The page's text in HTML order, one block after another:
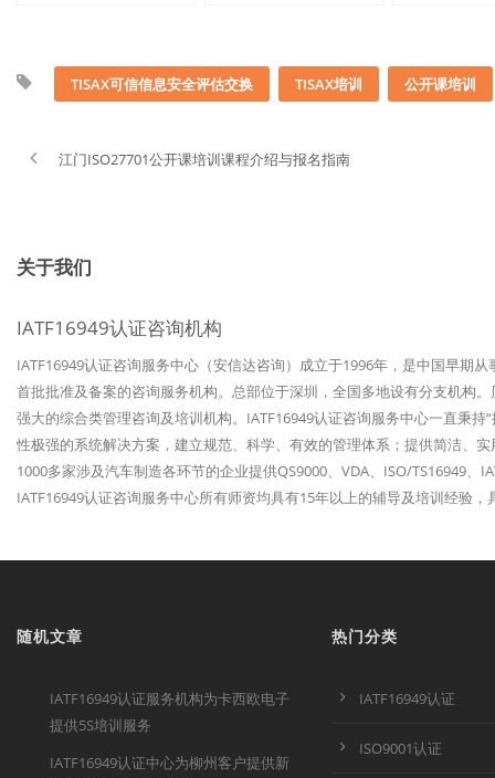
TISAX可信信息安全评估交换 TISAX培训 公开课培训
江门ISO27701公开课培训课程介绍与报名指南
关于我们
IATF16949认证咨询机构
IATF16949认证咨询服务中心（安信达咨询）成立于1996年，是中国早期
首批批准及备案的咨询服务机构。总部位于深圳，全国多地设有分支机构
强大的综合类管理咨询及培训机构。IATF16949认证咨询服务中心一直秉
性极强的系统解决方案，建立规范、科学、有效的管理体系；提供简洁、
1000多家涉及汽车制造各环节的企业提供QS9000、VDA、ISO/TS16949
IATF16949认证咨询服务中心所有师资均具有15年以上的辅导及培训经验
随机文章
IATF16949认证服务机构为卡西欧电子
提供5S培训服务
IATF16949认证中心为柳州客户提供新
热门分类
IATF16949认证
ISO9001认证